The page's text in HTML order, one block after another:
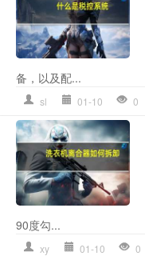
备，以及配...
sl 01-10 0
90度勾...
xy 01-10 0